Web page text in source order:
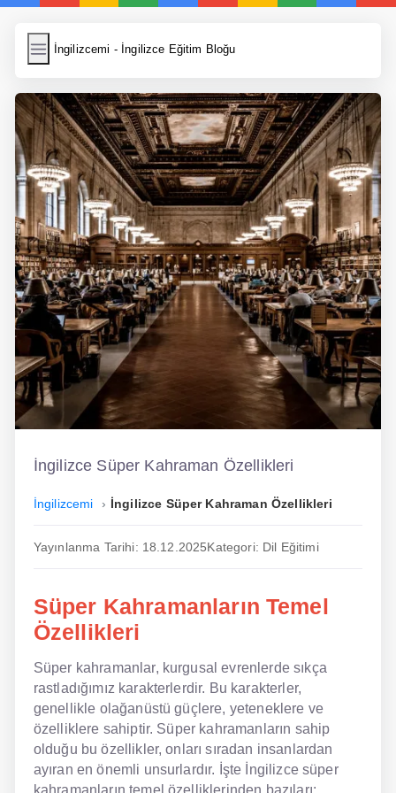
İngilizcemi - İngilizce Eğitim Bloğu
İngilizcemi
Resim Yükle
Wordpress Cache
Anasayfa
İngilizce Yemek Tarifleri
İngilizce Şarkı Sözleri
5 Günde İngilizce
Bilinçaltı İngilizce
İngilizce Biyografiler
İngilizce
Dil Eğitimi
Dil Kursu
En Ucuz İngilizce
En Uygun İngilizce
Hipnozla İngilizce
Hızlı İngilizce
İngilizce Kursu Yorum
İngilizce Süper Kahraman Özellikleri
İngilizcemi İngilizce Süper Kahraman Özellikleri
Yayınlanma Tarihi: 18.12.2025Kategori: Dil Eğitimi
Süper Kahramanların Temel
Özellikleri
Süper kahramanlar, kurgusal evrenlerde sıkça
rastladığımız karakterlerdir. Bu karakterler,
genellikle olağanüstü güçlere, yeteneklere ve
özelliklere sahiptir. Süper kahramanların sahip
olduğu bu özellikler, onları sıradan insanlardan
ayıran en önemli unsurlardır. İşte İngilizce süper
kahramanların temel özelliklerinden bazıları: